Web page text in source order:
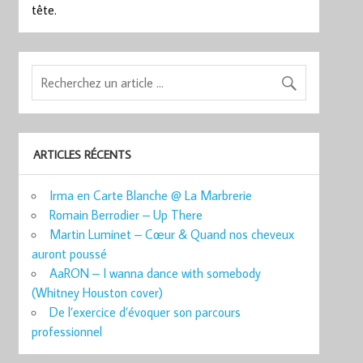
tête.
ARTICLES RÉCENTS
Irma en Carte Blanche @ La Marbrerie
Romain Berrodier – Up There
Martin Luminet – Cœur & Quand nos cheveux
auront poussé
AaRON – I wanna dance with somebody
(Whitney Houston cover)
De l’exercice d’évoquer son parcours
professionnel